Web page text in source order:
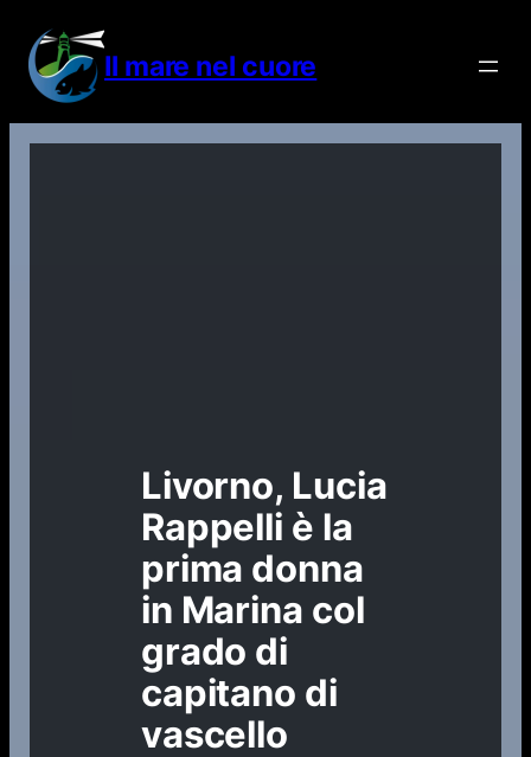
contenuto
Il mare nel cuore
Livorno, Lucia
Rappelli è la
prima donna
in Marina col
grado di
capitano di
vascello